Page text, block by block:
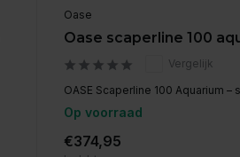
Oase
Oase scaperline 100
Vergelijk
OASE Scaperline 100 Aquarium –
Op voorraad
€374,95